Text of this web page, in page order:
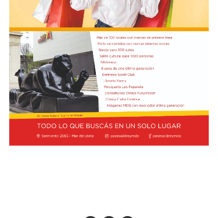
El presidente Javier Milei recibió el título de Doctor
Honoris Causa.
Previamente, Milei participó del acto de juramentación
y toma de mando de la presidenta de Perú, Keiko
Fujimori, realizado en el Congreso de ese país, en el
marco de su visita oficial a Lima.
El presidente viajó acompañado por una comitiva
integrada por el canciller Pablo Quirno y la secretaria
general de la Presidencia, Karina Milei.